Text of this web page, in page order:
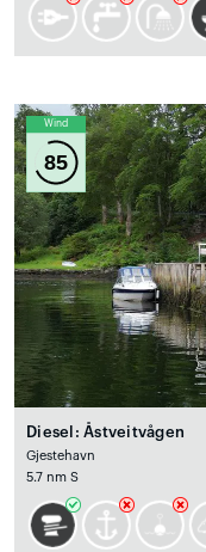
Wind
85
Diesel: Åstveitvågen
Gjestehavn
5.7 nm S